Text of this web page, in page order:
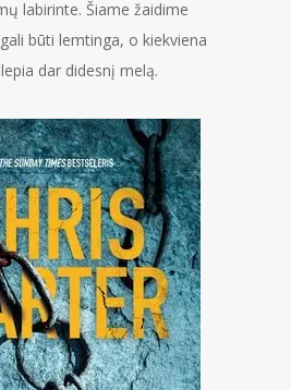
labirinte. Šiame žaidime
būti lemtinga, o kiekviena
dar didesnį melą.